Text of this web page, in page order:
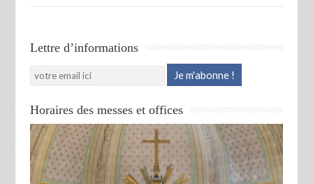
Lettre d’informations
Horaires des messes et offices